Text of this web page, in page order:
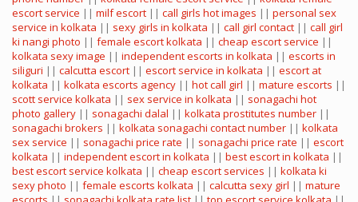
escort service || milf escort || call girls hot images || personal sex
service in kolkata || sexy girls in kolkata || call girl contact || call girl
ki nangi photo || female escort kolkata || cheap escort service ||
kolkata sexy image || independent escorts in kolkata || escorts in
siliguri || calcutta escort || escort service in kolkata || escort at
kolkata || kolkata escorts agency || hot call girl || mature escorts ||
scott service kolkata || sex service in kolkata || sonagachi hot
photo gallery || sonagachi dalal || kolkata prostitutes number ||
sonagachi brokers || kolkata sonagachi contact number || kolkata
sex service || sonagachi price rate || sonagachi price rate || escort
kolkata || independent escort in kolkata || best escort in kolkata ||
best escort service kolkata || cheap escort services || kolkata ki
sexy photo || female escorts kolkata || calcutta sexy girl || mature